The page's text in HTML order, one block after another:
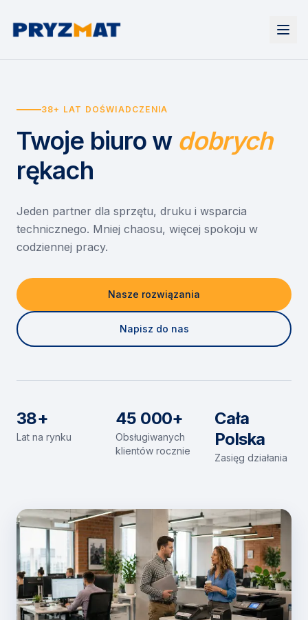
Urządzenia
Drukarki i urządzenia wielofunkcyjne
Etykiety i identyfikacja
Skanery i obieg dokumentów
Monitory interaktywne
Niszczarki dokumentów
Wynajem drukarek
Wynajem urządzeń biurowych
Asystent druku
EZD RP
Misja szkoła
Serwis
O nas
Kontakt
38+ LAT DOŚWIADCZENIA
Twoje biuro w dobrych
rękach
Jeden partner dla sprzętu, druku i wsparcia
technicznego. Mniej chaosu, więcej spokoju w
codziennej pracy.
Nasze rozwiązania
Napisz do nas
38+
Lat na rynku
45 000+
Obsługiwanych
klientów rocznie
Cała
Polska
Zasięg działania